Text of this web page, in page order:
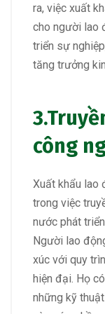
ra, việc xuất
cho người lao
triển sự
tăng trưởng
công
Xuất khẩu lao
trong việc
nước phát
Người lao
xúc với quy
hiện đại. Họ
những kỹ